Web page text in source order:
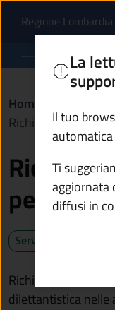
Regione Lombardia
Comune
Home
Richiedere la
pesca di
Servizio attivo
Richiedi la licenza
dilettantistica nelle
La
Il tuo
Ti
aggiornata
diffusi in